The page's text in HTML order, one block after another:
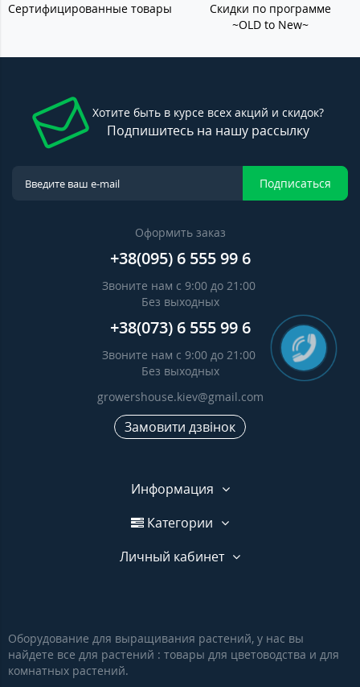
Сертифицированные товары
Скидки по программе
~OLD to New~
Хотите быть в курсе всех акций и скидок?
Подпишитесь на нашу рассылку
Подписаться
Оформить заказ
+38(095) 6 555 99 6
Звоните нам с 9:00 до 21:00
Без выходных
+38(073) 6 555 99 6
Звоните нам с 9:00 до 21:00
Без выходных
growershouse.kiev@gmail.com
Замовити дзвінок
Информация
Категории
Личный кабинет
Оборудование для выращивания растений, у нас вы
найдете все для растений : товары для цветоводства и для
комнатных растений.